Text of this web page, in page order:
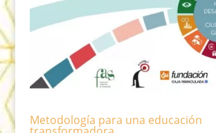
Metodología para una educación